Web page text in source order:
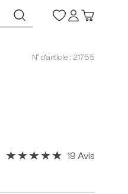
N° d'article : 21755
19 Avis